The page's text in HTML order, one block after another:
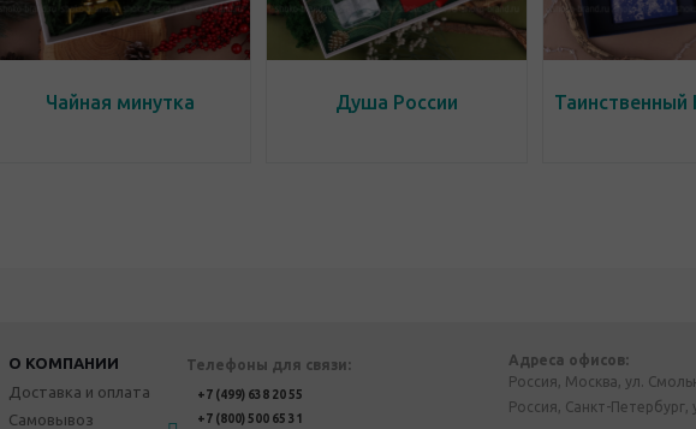
Чайная минутка Душа России
О КОМПАНИИ
Доставка и оплата
Самовывоз
Телефоны для связи:
+7 (499) 638 20 55
+7 (800) 500 65 31
Адреса офисов:
Россия, Москва, ул.
Россия, Санкт-